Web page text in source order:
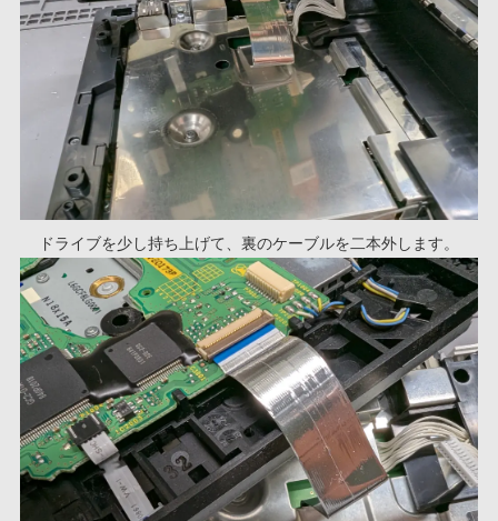
ドライブを少し持ち上げて、裏のケーブルを二本外します。